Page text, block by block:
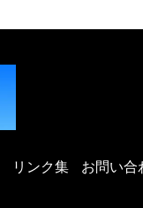
リンク集 お問い合